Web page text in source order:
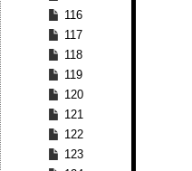
116
117
118
119
120
121
122
123